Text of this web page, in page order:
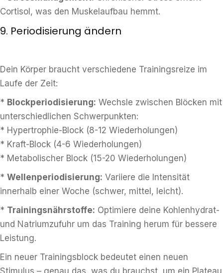
Cortisol, was den Muskelaufbau hemmt.
9. Periodisierung ändern
Dein Körper braucht verschiedene Trainingsreize im
Laufe der Zeit:
* Blockperiodisierung: Wechsle zwischen Blöcken mit
unterschiedlichen Schwerpunkten:
* Hypertrophie-Block (8-12 Wiederholungen)
* Kraft-Block (4-6 Wiederholungen)
* Metabolischer Block (15-20 Wiederholungen)
* Wellenperiodisierung: Variiere die Intensität
innerhalb einer Woche (schwer, mittel, leicht).
* Trainingsnährstoffe: Optimiere deine Kohlenhydrat-
und Natriumzufuhr um das Training herum für bessere
Leistung.
Ein neuer Trainingsblock bedeutet einen neuen
Stimulus – genau das, was du brauchst, um ein Plateau